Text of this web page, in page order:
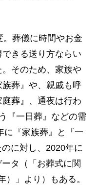
葬儀に時間やお金
きる送り方ならい
そのため、家族や
葬』や、親戚も呼
葬』、通夜は行わ
『一日葬』などの需
に『家族葬』と『一
に対し、2020年に
タ（「お葬式に関
）」より）もある。